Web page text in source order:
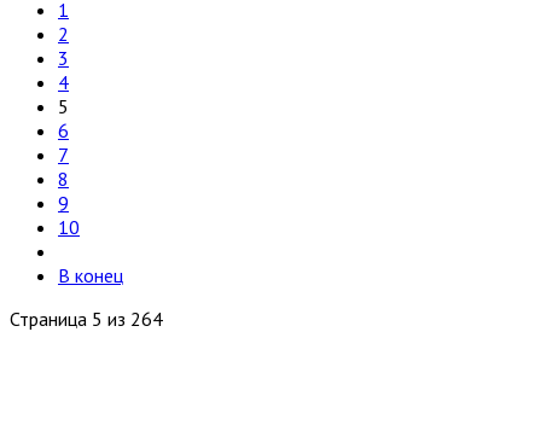
1
2
3
4
5
6
7
8
9
10
В конец
Страница 5 из 264